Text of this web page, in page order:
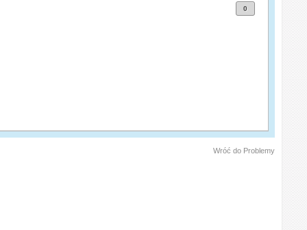
0
Wróć do Problemy